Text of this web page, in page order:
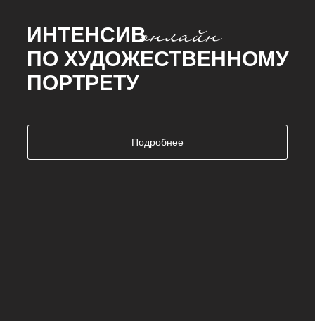
ИНТЕНСИВ
ПО ХУДОЖЕСТВЕННОМУ
ПОРТРЕТУ
Подробнее